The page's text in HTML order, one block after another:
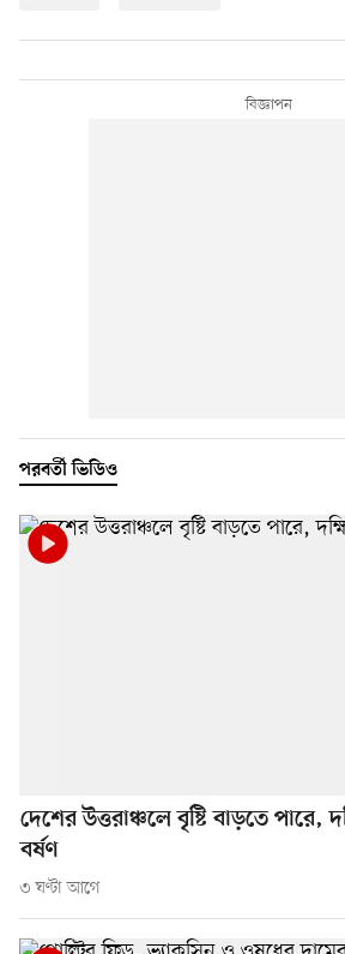
পরবর্তী ভিডিও
দেশের উত্তরাঞ্চলে বৃষ্টি বাড়তে পারে,
বর্ষণ
৩ ঘণ্টা আগে